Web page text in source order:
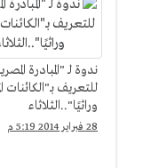
ندوة لـ "المبادرة
للتعريف بـ"الكائنات
وراثيًا"..الثلاثاء
28 فبراير 2014 5:19 م